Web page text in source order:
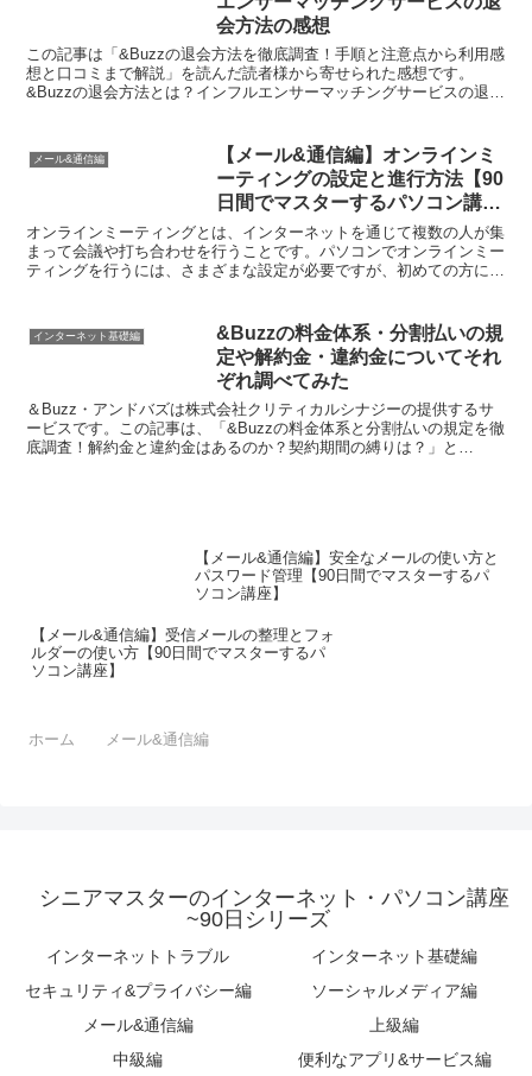
会方法の感想
この記事は「&Buzzの退会方法を徹底調査！手順と注意点から利用感
想と口コミまで解説」を読んだ読者様から寄せられた感想です。
&Buzzの退会方法とは？インフルエンサーマッチングサービスの退会
メール&通信編
【メール&通信編】オンラインミ
ーティングの設定と進行方法【90
日間でマスターするパソコン講
座】
オンラインミーティングとは、インターネットを通じて複数の人が集
まって会議や打ち合わせを行うことです。パソコンでオンラインミー
ティングを行うには、さまざまな設定が必要ですが、初めての方にと
インターネット基礎編
&Buzzの料金体系・分割払いの規
定や解約金・違約金についてそれ
ぞれ調べてみた
＆Buzz・アンドバズは株式会社クリティカルシナジーの提供するサ
ービスです。この記事は、「&Buzzの料金体系と分割払いの規定を徹
底調査！解約金と違約金はあるのか？契約期間の縛りは？」と
【メール&通信編】安全なメールの使い方と
パスワード管理【90日間でマスターするパ
ソコン講座】
【メール&通信編】受信メールの整理とフォ
ルダーの使い方【90日間でマスターするパ
ソコン講座】
ホーム メール&通信編
シニアマスターのインターネット・パソコン講座
~90日シリーズ
インターネットトラブル
インターネット基礎編
セキュリティ&プライバシー編
ソーシャルメディア編
メール&通信編
上級編
中級編
便利なアプリ&サービス編